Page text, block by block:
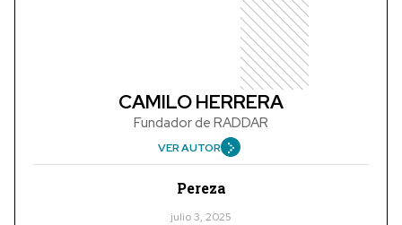
CAMILO HERRERA
Fundador de RADDAR
VER AUTOR
Pereza
julio 3, 2025